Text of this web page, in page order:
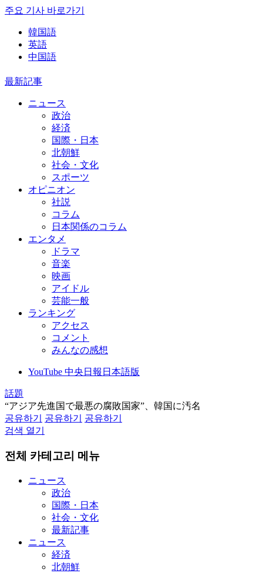
주요 기사 바로가기
韓国語
英語
中国語
最新記事
ニュース
政治
経済
国際・日本
北朝鮮
社会・文化
スポーツ
オピニオン
社説
コラム
日本関係のコラム
エンタメ
ドラマ
音楽
映画
アイドル
芸能一般
ランキング
アクセス
コメント
みんなの感想
YouTube 中央日報日本語版
話題
“アジア先進国で最悪の腐敗国家”、韓国に汚名
공유하기
공유하기
공유하기
검색 열기
전체 카테고리 메뉴
ニュース
政治
国際・日本
社会・文化
最新記事
ニュース
経済
北朝鮮